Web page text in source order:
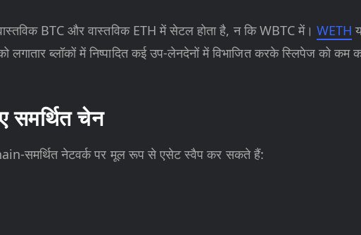
BTC और वास्तविक ETH में सेटल होता है, न कि WBTC में।WETH
लगातार ब्लॉकों में निष्पादित कई उप-लेनदेनों में विभाजित करके स्लिपेज को
चेन
समर्थित नेटवर्क पर मूल रूप से एसेट स्वैप कर सकते हैं: